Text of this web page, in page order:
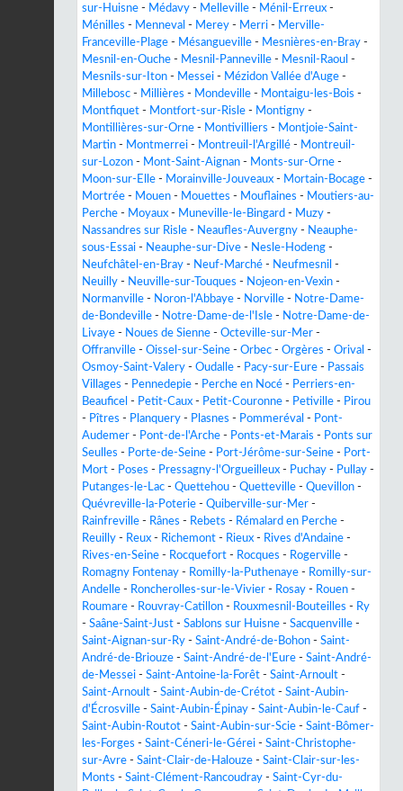
sur-Huisne - Médavy - Melleville - Ménil-Erreux -
Ménilles - Menneval - Merey - Merri - Merville-
Franceville-Plage - Mésangueville - Mesnières-en-Bray -
Mesnil-en-Ouche - Mesnil-Panneville - Mesnil-Raoul -
Mesnils-sur-Iton - Messei - Mézidon Vallée d'Auge -
Millebosc - Millières - Mondeville - Montaigu-les-Bois -
Montfiquet - Montfort-sur-Risle - Montigny -
Montillières-sur-Orne - Montivilliers - Montjoie-Saint-
Martin - Montmerrei - Montreuil-l'Argillé - Montreuil-
sur-Lozon - Mont-Saint-Aignan - Monts-sur-Orne -
Moon-sur-Elle - Morainville-Jouveaux - Mortain-Bocage -
Mortrée - Mouen - Mouettes - Mouflaines - Moutiers-au-
Perche - Moyaux - Muneville-le-Bingard - Muzy -
Nassandres sur Risle - Neaufles-Auvergny - Neauphe-
sous-Essai - Neauphe-sur-Dive - Nesle-Hodeng -
Neufchâtel-en-Bray - Neuf-Marché - Neufmesnil -
Neuilly - Neuville-sur-Touques - Nojeon-en-Vexin -
Normanville - Noron-l'Abbaye - Norville - Notre-Dame-
de-Bondeville - Notre-Dame-de-l'Isle - Notre-Dame-de-
Livaye - Noues de Sienne - Octeville-sur-Mer -
Offranville - Oissel-sur-Seine - Orbec - Orgères - Orival -
Osmoy-Saint-Valery - Oudalle - Pacy-sur-Eure - Passais
Villages - Pennedepie - Perche en Nocé - Perriers-en-
Beauficel - Petit-Caux - Petit-Couronne - Petiville - Pirou
- Pîtres - Planquery - Plasnes - Pommeréval - Pont-
Audemer - Pont-de-l'Arche - Ponts-et-Marais - Ponts sur
Seulles - Porte-de-Seine - Port-Jérôme-sur-Seine - Port-
Mort - Poses - Pressagny-l'Orgueilleux - Puchay - Pullay -
Putanges-le-Lac - Quettehou - Quetteville - Quevillon -
Quévreville-la-Poterie - Quiberville-sur-Mer -
Rainfreville - Rânes - Rebets - Rémalard en Perche -
Reuilly - Reux - Richemont - Rieux - Rives d'Andaine -
Rives-en-Seine - Rocquefort - Rocques - Rogerville -
Romagny Fontenay - Romilly-la-Puthenaye - Romilly-sur-
Andelle - Roncherolles-sur-le-Vivier - Rosay - Rouen -
Roumare - Rouvray-Catillon - Rouxmesnil-Bouteilles - Ry
- Saâne-Saint-Just - Sablons sur Huisne - Sacquenville -
Saint-Aignan-sur-Ry - Saint-André-de-Bohon - Saint-
André-de-Briouze - Saint-André-de-l'Eure - Saint-André-
de-Messei - Saint-Antoine-la-Forêt - Saint-Arnoult -
Saint-Arnoult - Saint-Aubin-de-Crétot - Saint-Aubin-
d'Écrosville - Saint-Aubin-Épinay - Saint-Aubin-le-Cauf -
Saint-Aubin-Routot - Saint-Aubin-sur-Scie - Saint-Bômer-
les-Forges - Saint-Céneri-le-Gérei - Saint-Christophe-
sur-Avre - Saint-Clair-de-Halouze - Saint-Clair-sur-les-
Monts - Saint-Clément-Rancoudray - Saint-Cyr-du-